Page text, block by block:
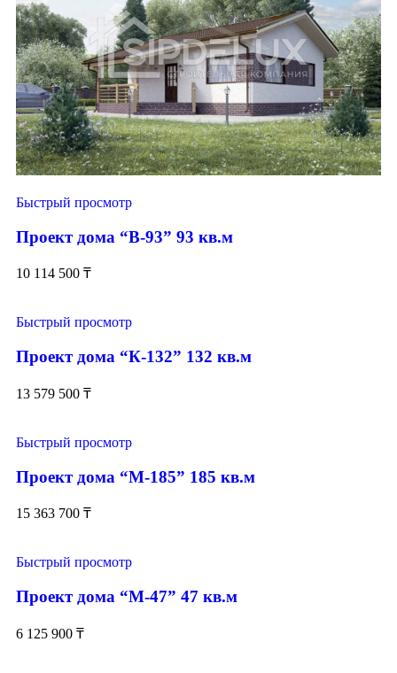
Быстрый просмотр
Проект дома “В-93” 93 кв.м
10 114 500 ₸
Быстрый просмотр
Проект дома “К-132” 132 кв.м
13 579 500 ₸
Быстрый просмотр
Проект дома “М-185” 185 кв.м
15 363 700 ₸
Быстрый просмотр
Проект дома “М-47” 47 кв.м
6 125 900 ₸